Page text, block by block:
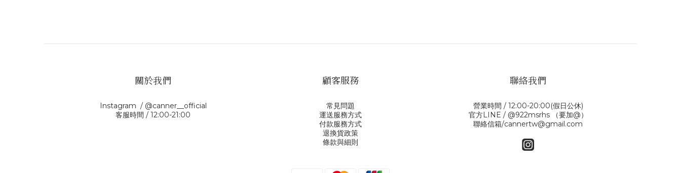
關於我們
Instagram / @canner__official
客服時間 / 12:00-21:00
顧客服務
常見問題
運送服務方式
付款服務方式
退換貨政策
條款與細則
聯絡我們
營業時間 / 12:00-20:00(假日公休)
官方LINE / @922msrhs （要加@）
聯絡信箱/cannertw@gmail.com